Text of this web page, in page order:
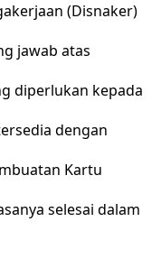
(Disnaker)
jawab atas
diperlukan kepada
dengan
Kartu
selesai dalam